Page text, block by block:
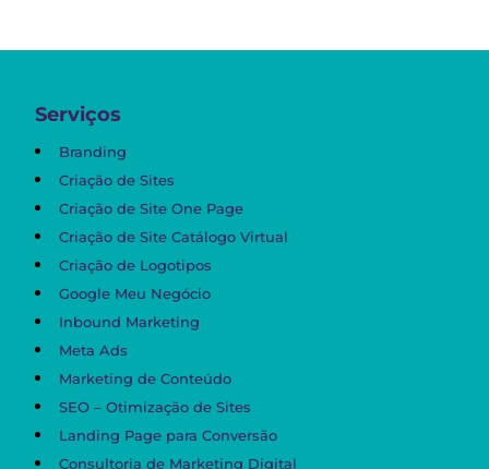
Serviços
Branding
Criação de Sites
Criação de Site One Page
Criação de Site Catálogo Virtual
Criação de Logotipos
Google Meu Negócio
Inbound Marketing
Meta Ads
Marketing de Conteúdo
SEO – Otimização de Sites
Landing Page para Conversão
Consultoria de Marketing Digital